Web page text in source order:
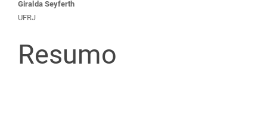
Conteúdo
do
artigo
Giralda Seyferth
UFRJ
Resumo